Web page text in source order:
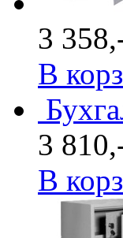
3
В
3
В